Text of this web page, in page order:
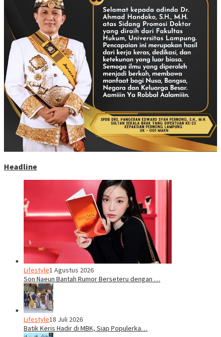
Headline
Lifestyle1 Agustus 2026
Son Naeun Bantah Rumor Berseteru dengan …
Lifestyle18 Juli 2026
Batik Keris Hadir di MBK, Siap Populerka…